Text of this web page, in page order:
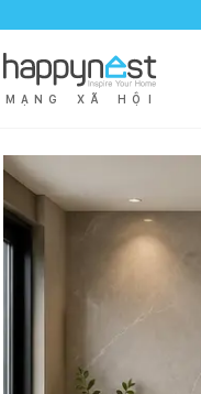
M Ạ N G X Ã H Ộ I